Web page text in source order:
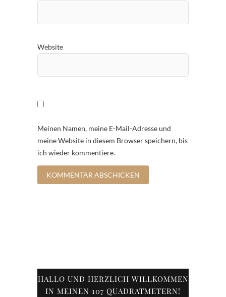
Website
Meinen Namen, meine E-Mail-Adresse und
meine Website in diesem Browser speichern, bis
ich wieder kommentiere.
HALLO UND HERZLICH WILLKOMMEN
IN MEINEN 107 QUADRATMETERN!